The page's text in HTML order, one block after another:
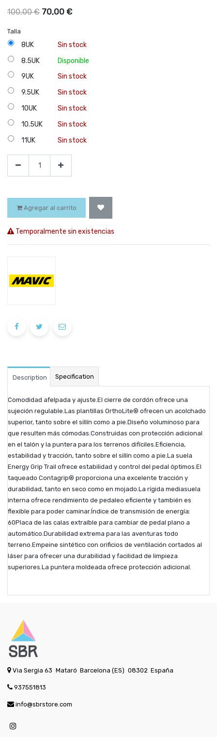
100,00€ 70,00 €
Talla
8UK
Sin stock
8.5UK
Disponible
9UK
Sin stock
9.5UK
Sin stock
10UK
Sin stock
10.5UK
Sin stock
11UK
Sin stock
Agregar al carrito
Temporalmente sin existencias
Description Specification
Comodidad afelpada y ajuste.El cierre de cordón ofrece una
sujeción regulable.Las plantillas OrthoLite® ofrecen un acolchado
superior, tanto sobre el sillín como a pie.Diseño voluminoso para
que resulten más cómodas.Construidas con protección adicional
en el talón y la puntera para los terrenos difíciles.Eficiencia,
estabilidad y tracción, tanto sobre el sillín como a pie.La suela
Energy Grip Trail ofrece estabilidad y control del pedal óptimos.El
taqueado Contagrip® proporciona una excelente tracción y
durabilidad, tanto en seco como en mojado.La rígida mediasuela
interna ofrece rendimiento de pedaleo eficiente y también es
flexible para poder caminar.Índice de transmisión de energía:
60Placa de las calas extraíble para cambiar de pedal plano a
automático.Durabilidad extrema para las aventuras todo
terreno.Empeine sintético con orificios de ventilación cortados al
láser para ofrecer una durabilidad y facilidad de limpieza
superiores.La puntera moldeada ofrece protección adicional.
Via Sergia 63 Mataró Barcelona (ES) 08302 España
937551813
info@sbrstore.com